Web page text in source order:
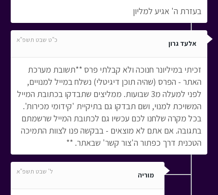
בעזרת ה' אגיע למליון
אלעד גרון כ"ט שבט תשפ"א
זכיתי במיליונר חנוכה ולא קבלתי פרס **תשובת מערכת
האתר - הפרס (שהיה תוכן דיגיטלי) נשלח במייל למנויים,
לפני למעלה מ3 שבועות. ממליצים שתבדקו בכתובת המייל
המשויכת למנוי, ושם תבדקו גם בתיקיית 'קידומי מכירות'.
בכל מקרה שלחנו לכם עכשיו גם לכתובת המייל שרשמתם
בתגובה. אם אתם לא מוצאים - בבקשה פנו לצוות התמיכה
הטכנית דרך כפתור ה'צור קשר' שבאתר. **
מוריה ל' שבט תשפ"א